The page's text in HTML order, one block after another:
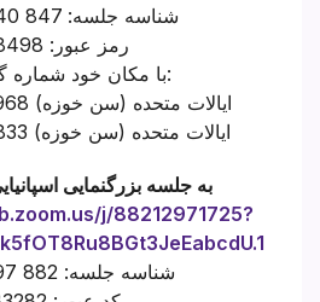
شناسه جلسه: 847 3540 7041
رمز عبور: 058498
با مکان خود شماره گیری کنید:
+1 408 638 0968 ایالات متحده (سن خوزه)
+1 669 900 6833 ایالات متحده (سن خوزه)
به جلسه بزرگنمایی
j/88212971725?
شناسه جلسه: 882 1297 1725